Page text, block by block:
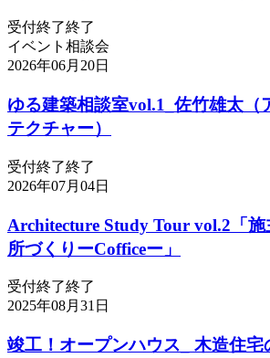
受付終了終了
イベント 相談会
2026年06月20日
ゆる建築相談室vol.1_佐竹雄太（
テクチャー）
受付終了終了
2026年07月04日
Architecture Study Tour vol.2「
所づくりーCofficeー」
受付終了終了
2025年08月31日
竣工！オープンハウス_ 木造住宅